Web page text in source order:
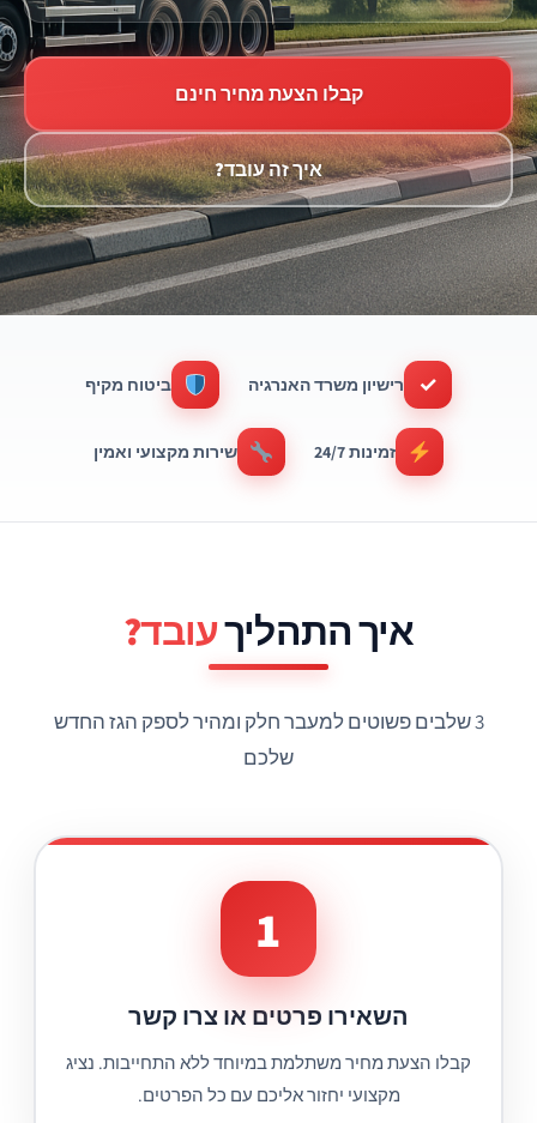
קבלו הצעת מחיר חינם
איך זה עובד?
✓ רישיון משרד האנרגיה ביטוח מקיף
זמינות 24/7 שירות מקצועי ואמין
איך התהליךעובד?
3 שלבים פשוטים למעבר חלק ומהיר לספק הגז החדש
שלכם
1
השאירו פרטים או צרו קשר
קבלו הצעת מחיר משתלמת במיוחד ללא התחייבות. נציג
מקצועי יחזור אליכם עם כל הפרטים.